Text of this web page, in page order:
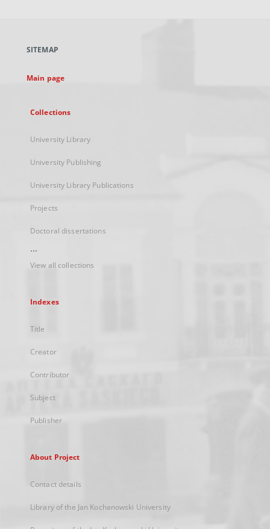
new
SITEMAP
Main page
Collections
University Library
University Publishing
University Library Publications
Projects
Doctoral dissertations
...
View all collections
Indexes
Title
Creator
Contributor
Subject
Publisher
About Project
Contact details
Library of the Jan Kochanowski University